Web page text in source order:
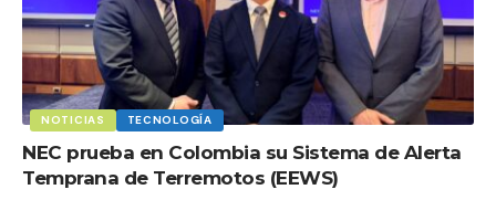
NOTICIAS TECNOLOGÍA
NEC prueba en Colombia su Sistema de Alerta
Temprana de Terremotos (EEWS)